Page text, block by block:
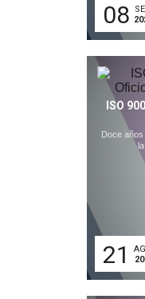
08
ISO
Doce
21